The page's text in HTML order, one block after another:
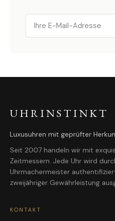
Email
UHRINSTINKT
Luxusuhren mit geprüfter
Seit 2007 handeln wir mit
Zeitmessern. Jede Uhr wird
Uhrmachermeister
zweijähriger Gewährleistung
KONTAKT